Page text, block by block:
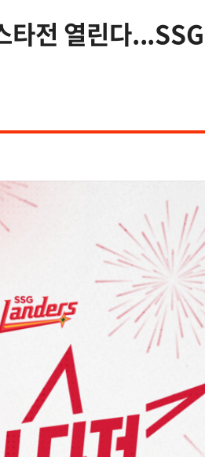
타전 열린다